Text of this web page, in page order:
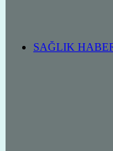
SAĞLIK